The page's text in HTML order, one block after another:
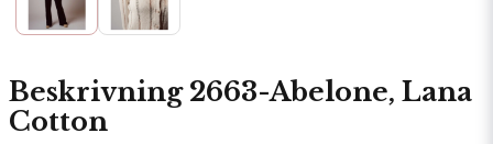
Beskrivning 2663-Abelone, Lana
Cotton